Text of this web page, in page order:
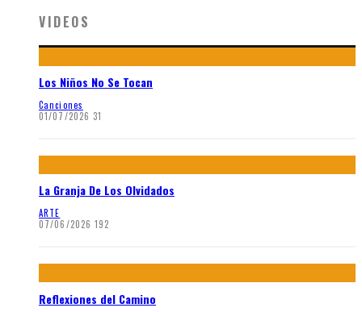
VIDEOS
Los Niños No Se Tocan
Canciones
01/07/2026 31
La Granja De Los Olvidados
ARTE
07/06/2026 192
Reflexiones del Camino